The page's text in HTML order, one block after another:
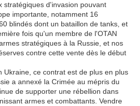
stratégiques d'invasion pouvant
importante, notamment 16
blindés dont un bataillon de tanks, et
fois qu'un membre de l'OTAN
stratégiques à la Russie, et nos
contre cette vente dès le début
Ukraine, ce contrat est de plus en plus
a annexé la Crimée au mépris du
de supporter une rébellion dans
armes et combattants. Vendre